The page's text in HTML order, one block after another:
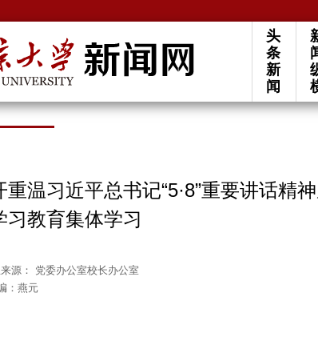
头
条
新
闻
温习近平总书记“5·8”重要讲话精
习教育集体学习
源： 党委办公室校长办公室
：燕元